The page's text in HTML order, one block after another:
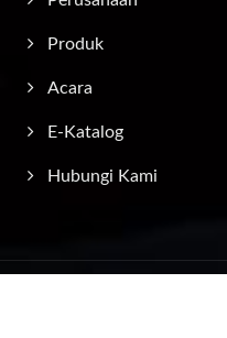
Produk
Acara
E-Katalog
Hubungi Kami